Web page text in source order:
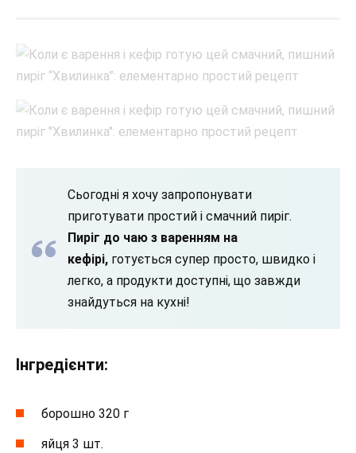
Сьогодні я хочу запропонувати
приготувати простий і смачний пиріг.
Пиріг до чаю з варенням на
кефірі, готується супер просто, швидко і
легко, а продукти доступні, що завжди
знайдуться на кухні!
Інгредієнти:
борошно 320 г
яйця 3 шт.